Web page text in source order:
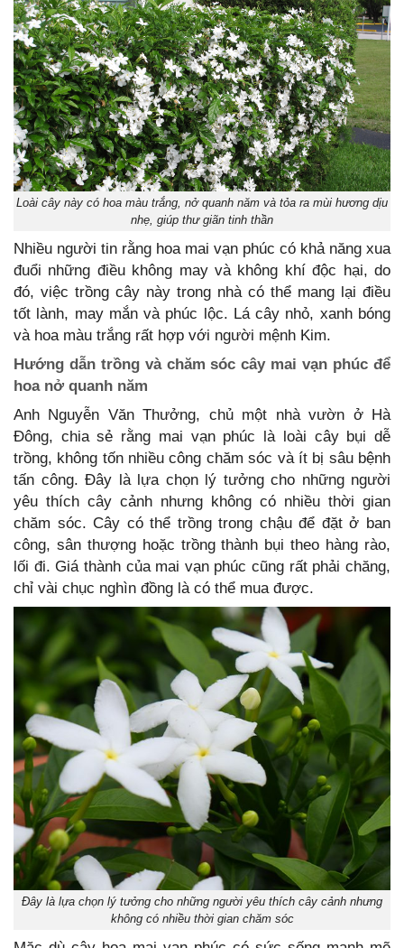
Loài cây này có hoa màu trắng, nở quanh năm và tỏa ra mùi hương dịu
nhẹ, giúp thư giãn tinh thần
Nhiều người tin rằng hoa mai vạn phúc có khả năng xua
đuổi những điều không may và không khí độc hại, do
đó, việc trồng cây này trong nhà có thể mang lại điều
tốt lành, may mắn và phúc lộc. Lá cây nhỏ, xanh bóng
và hoa màu trắng rất hợp với người mệnh Kim.
Hướng dẫn trồng và chăm sóc cây mai vạn phúc để
hoa nở quanh năm
Anh Nguyễn Văn Thưởng, chủ một nhà vườn ở Hà
Đông, chia sẻ rằng mai vạn phúc là loài cây bụi dễ
trồng, không tốn nhiều công chăm sóc và ít bị sâu bệnh
tấn công. Đây là lựa chọn lý tưởng cho những người
yêu thích cây cảnh nhưng không có nhiều thời gian
chăm sóc. Cây có thể trồng trong chậu để đặt ở ban
công, sân thượng hoặc trồng thành bụi theo hàng rào,
lối đi. Giá thành của mai vạn phúc cũng rất phải chăng,
chỉ vài chục nghìn đồng là có thể mua được.
Đây là lựa chọn lý tưởng cho những người yêu thích cây cảnh nhưng
không có nhiều thời gian chăm sóc